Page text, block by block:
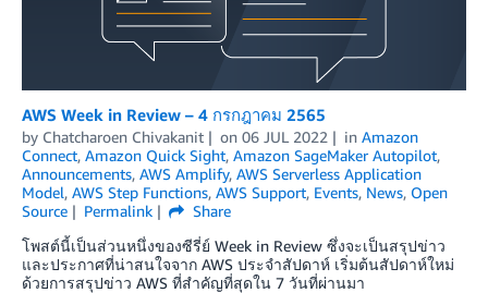
AWS Week in Review – 4 กรกฎาคม 2565
by Chatcharoen Chivakanit on 06 JUL 2022 in Amazon
Connect, Amazon Quick Sight, Amazon SageMaker Autopilot,
Announcements, AWS Amplify, AWS Serverless Application
Model, AWS Step Functions, AWS Support, Events, News, Open
Source
Permalink
Share
โพสต์นี้เป็นส่วนหนึ่งของซีรี่ย์ Week in Review ซึ่งจะเป็นสรุปข่าว
และประกาศที่น่าสนใจจาก AWS ประจำสัปดาห์ เริ่มต้นสัปดาห์ใหม่
ด้วยการสรุปข่าว AWS ที่สำคัญที่สุดใน 7 วันที่ผ่านมา